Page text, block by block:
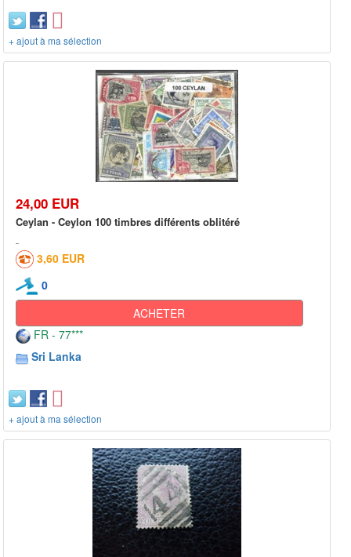
+ ajout à ma sélection
24,00 EUR
Ceylan - Ceylon 100 timbres différents oblitéré
3,60 EUR
0
ACHETER
FR - 77***
Sri Lanka
+ ajout à ma sélection